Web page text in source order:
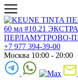
+7 977 394-39-00
Москва 10:00 - 20:00